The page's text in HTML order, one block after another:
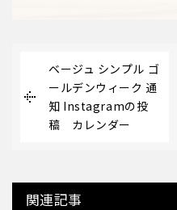
ベージュ シンプル ゴ
ールデンウィーク 通
知 Instagramの投
稿 カレンダー
関連記事